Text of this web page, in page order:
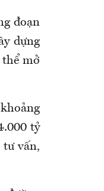
đoạn
dựng
mở
tỷ
vấn,